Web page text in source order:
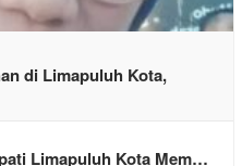
di Limapuluh Kota,
Limapuluh Kota Mem…